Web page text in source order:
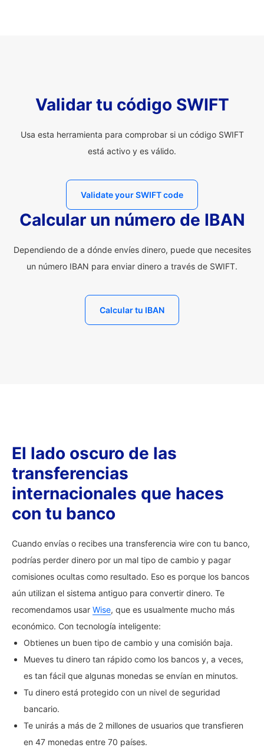
Validar tu código SWIFT
Usa esta herramienta para comprobar si un código SWIFT
está activo y es válido.
Validate your SWIFT code
Calcular un número de IBAN
Dependiendo de a dónde envíes dinero, puede que necesites
un número IBAN para enviar dinero a través de SWIFT.
Calcular tu IBAN
El lado oscuro de las
transferencias
internacionales que haces
con tu banco
Cuando envías o recibes una transferencia wire con tu banco,
podrías perder dinero por un mal tipo de cambio y pagar
comisiones ocultas como resultado. Eso es porque los bancos
aún utilizan el sistema antiguo para convertir dinero. Te
recomendamos usar Wise, que es usualmente mucho más
económico. Con tecnología inteligente:
Obtienes un buen tipo de cambio y una comisión baja.
Mueves tu dinero tan rápido como los bancos y, a veces,
es tan fácil que algunas monedas se envían en minutos.
Tu dinero está protegido con un nivel de seguridad
bancario.
Te unirás a más de 2 millones de usuarios que transfieren
en 47 monedas entre 70 países.